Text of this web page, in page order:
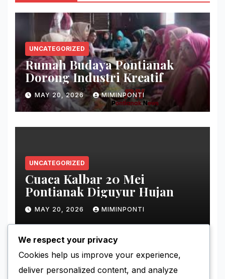
UNCATEGORIZED
Rumah Budaya Pontianak
Dorong Industri Kreatif
MAY 20, 2026 MIMINPONTI
UNCATEGORIZED
Cuaca Kalbar 20 Mei
Pontianak Diguyur Hujan
MAY 20, 2026 MIMINPONTI
We respect your privacy
Cookies help us improve your experience,
deliver personalized content, and analyze